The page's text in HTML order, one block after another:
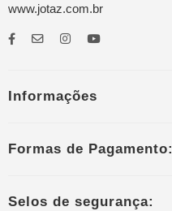
www.jotaz.com.br
Informações
Formas de Pagamento:
Selos de segurança: